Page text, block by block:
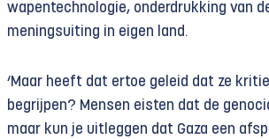
wapentechnologie, onderdrukking van
meningsuiting in eigen land.
‘Maar heeft dat ertoe geleid dat ze
begrijpen? Mensen eisten dat de
maar kun je uitleggen dat Gaza een